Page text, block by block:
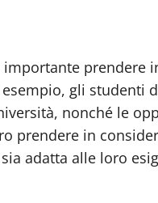
importante prendere
gli studenti
nonché le
prendere in
adatta alle loro